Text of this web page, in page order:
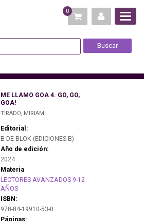
0
ME LLAMO GOA 4. GO, GO,
GOA!
TIRADO, MIRIAM
Editorial:
B DE BLOK (EDICIONES B)
Año de edición:
2024
Materia
LECTORES AVANZADOS 9-12
AÑOS
ISBN:
978-84-19910-53-0
Páginas: